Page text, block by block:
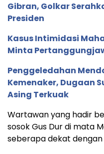
Gibran, Golkar
Presiden
Kasus Intimidasi
Minta
Penggeledahan
Kemenaker, Dugaan
Asing Terkuak
Wartawan yang hadir
sosok Gus Dur di mata
seberapa dekat